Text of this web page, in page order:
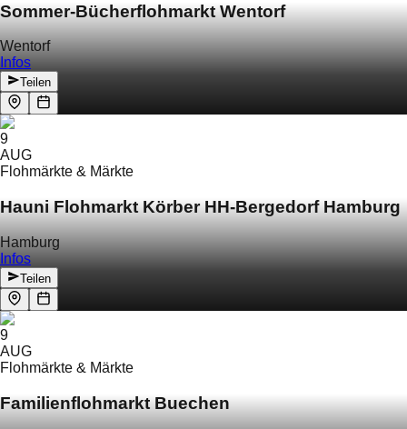
Sommer-Bücherflohmarkt Wentorf
Wentorf
Infos
Teilen
9
AUG
Flohmärkte & Märkte
Hauni Flohmarkt Körber HH-Bergedorf Hamburg
Hamburg
Infos
Teilen
9
AUG
Flohmärkte & Märkte
Familienflohmarkt Buechen